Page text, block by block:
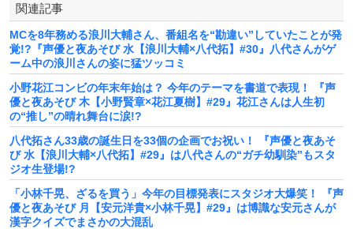
関連記事
MCを8年務める浪川大輔さん、番組名を“勘違い”していたことが発
覚!?『声優と夜あそび 水【浪川大輔×八代拓】#30』八代さんがゲ
ーム中の浪川さんの姿に猛ツッコミ
小野花江コンビの年末年始は？ 今年のテーマを書道で表現！ 『声
優と夜あそび 木【小野賢章×花江夏樹】#29』花江さんは人生初
の“推し”の晴れ舞台に涙!?
八代拓さん33歳の誕生日を33個の企画でお祝い！ 『声優と夜あそ
び 水【浪川大輔×八代拓】#29』は八代さんの“ガチ幼馴染”もスタ
ジオ生登場!?
「小林千晃、ざるを買う」今年の目標発表にスタジオ大爆笑！ 『声
優と夜あそび 月【安元洋貴×小林千晃】#29』は博識な安元さんが
漢字クイズでまさかの大混乱